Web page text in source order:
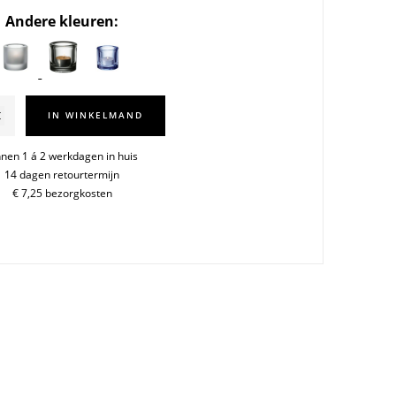
Andere kleuren:
IN WINKELMAND
1 á 2 werkdagen in huis
14 dagen retourtermijn
€ 7,25 bezorgkosten